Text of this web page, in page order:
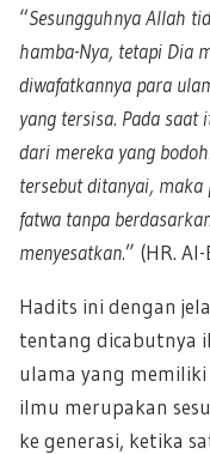
“Sesungguhnya Allah
hamba-Nya, tetapi Dia
diwafatkannya para
yang tersisa. Pada
dari mereka yang
tersebut ditanyai,
fatwa tanpa
menyesatkan.” (HR.
Hadits ini dengan
tentang dicabutnya
ulama yang
ilmu merupakan
ke generasi, ketika